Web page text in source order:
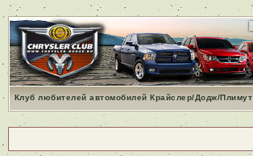
Клуб любителей автомобилей Крайслер/Додж/Плимут